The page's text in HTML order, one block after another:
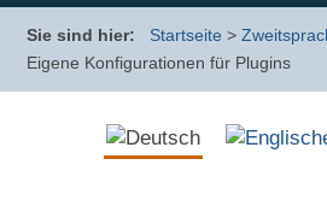
Sie sind hier: Startseite >
Eigene Konfigurationen für Plugins